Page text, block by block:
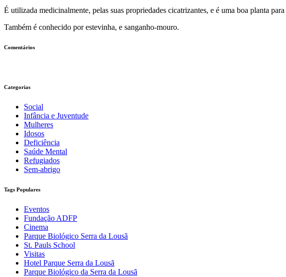
É utilizada medicinalmente, pelas suas propriedades cicatrizantes, e é uma boa planta
Também é conhecido por estevinha, e sanganho-mouro.
Comentários
Categorias
Social
Infância e Juventude
Mulheres
Idosos
Deficiência
Saúde Mental
Refugiados
Sem-abrigo
Tags Populares
Eventos
Fundação ADFP
Cinema
Parque Biológico Serra da Lousã
St. Pauls School
Visitas
Hotel Parque Serra da Lousã
Parque Biológico da Serra da Lousã